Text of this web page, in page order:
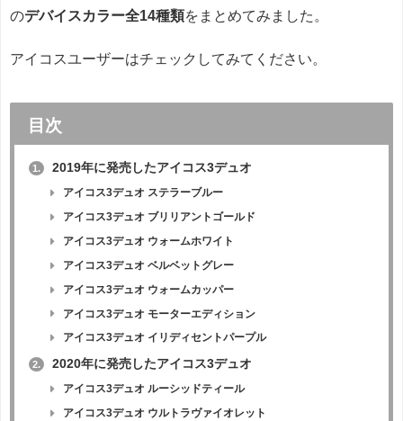
のデバイスカラー全14種類をまとめてみました。
アイコスユーザーはチェックしてみてください。
目次
1. 2019年に発売したアイコス3デュオ
アイコス3デュオ ステラーブルー
アイコス3デュオ ブリリアントゴールド
アイコス3デュオ ウォームホワイト
アイコス3デュオ ベルベットグレー
アイコス3デュオ ウォームカッパー
アイコス3デュオ モーターエディション
アイコス3デュオ イリディセントパープル
2. 2020年に発売したアイコス3デュオ
アイコス3デュオ ルーシッドティール
アイコス3デュオ ウルトラヴァイオレット